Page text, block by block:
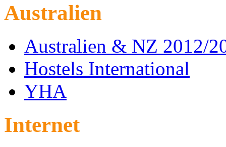
Australien
Australien & NZ 2012/
Hostels International
YHA
Internet